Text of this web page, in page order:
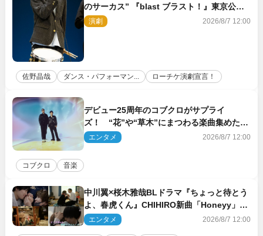
のサーカス” 『blast ブラスト！』東京公演
が開幕！
演劇 2026/8/7 12:00
佐野晶哉 ダンス・パフォーマン... ローチケ演劇宣言！
デビュー25周年のコブクロがサプライ
ズ！ “花”や“草木”にまつわる楽曲集めた新
コンセプトアルバムを“花の日”に配信リリー
ス
エンタメ 2026/8/7 12:00
コブクロ 音楽
中川翼×桜木雅哉BLドラマ『ちょっと待とう
よ、春虎くん』CHIHIRO新曲「Honeyy」が
ED主題歌に決定！
エンタメ 2026/8/7 12:00